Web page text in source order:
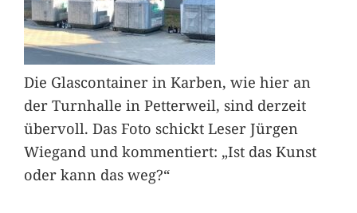
Die Glascontainer in Karben, wie hier an
der Turnhalle in Petterweil, sind derzeit
übervoll. Das Foto schickt Leser Jürgen
Wiegand und kommentiert: „Ist das Kunst
oder kann das weg?“